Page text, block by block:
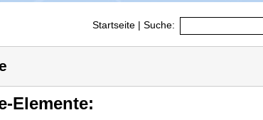
Startseite | Suche:
Elemente: